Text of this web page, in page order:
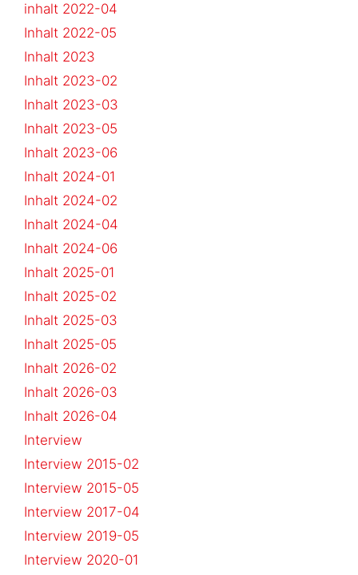
inhalt 2022-04
Inhalt 2022-05
Inhalt 2023
Inhalt 2023-02
Inhalt 2023-03
Inhalt 2023-05
Inhalt 2023-06
Inhalt 2024-01
Inhalt 2024-02
Inhalt 2024-04
Inhalt 2024-06
Inhalt 2025-01
Inhalt 2025-02
Inhalt 2025-03
Inhalt 2025-05
Inhalt 2026-02
Inhalt 2026-03
Inhalt 2026-04
Interview
Interview 2015-02
Interview 2015-05
Interview 2017-04
Interview 2019-05
Interview 2020-01